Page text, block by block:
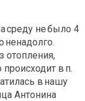
среду не было 4
ненадолго.
отопления,
в п.
в нашу
Антонина